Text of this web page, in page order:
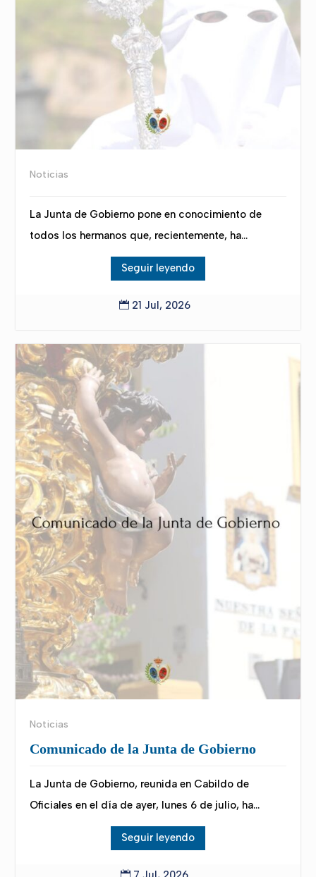
Noticias
La Junta de Gobierno pone en conocimiento de
todos los hermanos que, recientemente, ha...
Seguir leyendo
 21 Jul, 2026
Noticias
Comunicado de la Junta de Gobierno
La Junta de Gobierno, reunida en Cabildo de
Oficiales en el día de ayer, lunes 6 de julio, ha...
Seguir leyendo
